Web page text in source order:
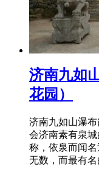
济南九如
花园）
济南九如山瀑
会济南素有泉
称，依泉而闻
无数，而最有名